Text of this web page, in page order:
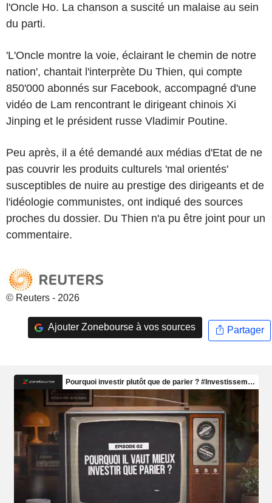
l'Oncle Ho. La chanson a suscité un malaise au sein
du parti.
'L'Oncle montre la voie, éclairant le chemin de notre
nation', chantait l'interprète Du Thien, qui compte
850'000 abonnés sur Facebook, accompagné d'une
vidéo de Lam rencontrant le dirigeant chinois Xi
Jinping et le président russe Vladimir Poutine.
Peu après, il a été demandé aux médias d'Etat de ne
pas couvrir les produits culturels 'mal orientés'
susceptibles de nuire au prestige des dirigeants et de
l'idéologie communistes, ont indiqué des sources
proches du dossier. Du Thien n'a pu être joint pour un
commentaire.
© Reuters - 2026
Ajouter Zonebourse à vos sources Partager